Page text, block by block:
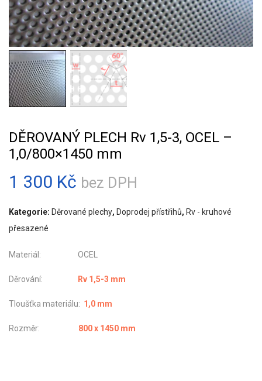
DĚROVANÝ PLECH Rv 1,5-3, OCEL –
1,0/800×1450 mm
1 300 Kč bez DPH
Kategorie: Děrované plechy, Doprodej přístřihů, Rv - kruhové
přesazené
Materiál: OCEL
Děrování: Rv 1,5-3 mm
Tloušťka materiálu: 1,0 mm
Rozměr: 800 x 1450 mm